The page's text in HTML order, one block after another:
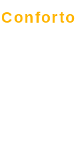
Conforto